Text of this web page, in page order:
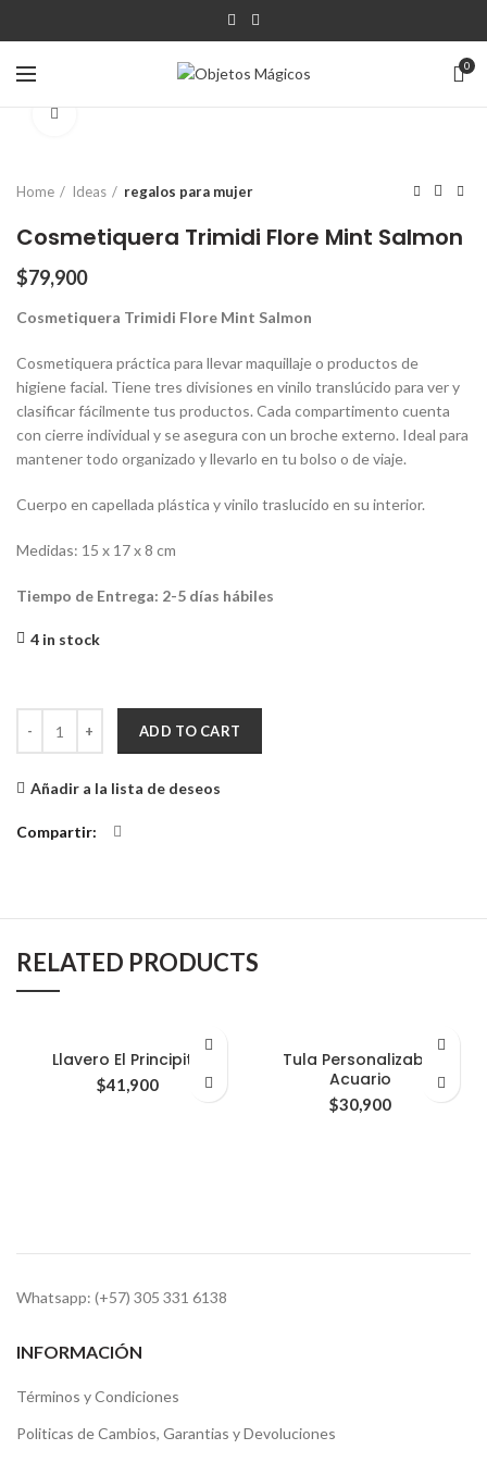
0
Home Ideas regalos para mujer
Cosmetiquera Trimidi Flore Mint Salmon
$79,900
Cosmetiquera Trimidi Flore Mint Salmon
Cosmetiquera práctica para llevar maquillaje o productos de
higiene facial. Tiene tres divisiones en vinilo translúcido para ver y
clasificar fácilmente tus productos. Cada compartimento cuenta
con cierre individual y se asegura con un broche externo. Ideal para
mantener todo organizado y llevarlo en tu bolso o de viaje.
Cuerpo en capellada plástica y vinilo traslucido en su interior.
Medidas: 15 x 17 x 8 cm
Tiempo de Entrega: 2-5 días hábiles
4 in stock
ADD TO CART
Añadir a la lista de deseos
Compartir
RELATED PRODUCTS
Llavero El Principito
$41,900
Tula Personalizable
Acuario
$30,900
Whatsapp: (+57) 305 331 6138
INFORMACIÓN
Términos y Condiciones
Politicas de Cambios, Garantias y Devoluciones